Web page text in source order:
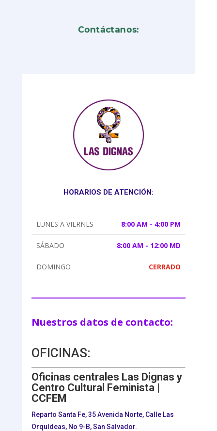
Contáctanos:
HORARIOS DE ATENCIÓN:
LUNES A VIERNES 8:00 AM - 4:00 PM
SÁBADO 8:00 AM - 12:00 MD
DOMINGO CERRADO
Nuestros datos de contacto:
OFICINAS:
Oficinas centrales Las Dignas y
Centro Cultural Feminista |
CCFEM
Reparto Santa Fe, 35 Avenida Norte, Calle Las
Orquídeas, No 9-B, San Salvador.